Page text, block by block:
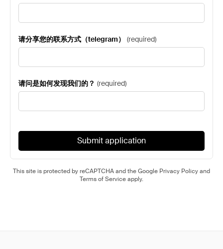
请分享您的联系方式（telegram） (required)
请问是如何发现我们的？ (required)
Submit application
This site is protected by reCAPTCHA and the Google Privacy Policyand
Terms of Serviceapply.